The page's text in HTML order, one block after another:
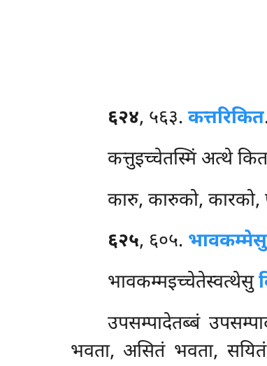
६२४, ५६३.कत्तरिकित
कत्तुइच्चेतस्मिं अत्थे
कारु, कारुको, कारको,
६२५, ६०५.
भावकम्मइच्चेतेस्वत्थेसु
उपसम्पादेतब्बं
भवता, असितं भवता,